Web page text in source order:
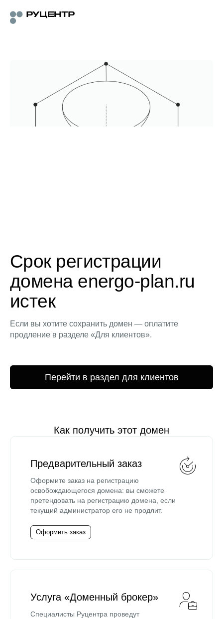
Срок регистрации
домена energo-plan.ru
истек
Если вы хотите сохранить домен — оплатите
продление в разделе «Для клиентов».
Перейти в раздел для клиентов
Как получить этот домен
Предварительный заказ
Оформите заказ на регистрацию
освобождающегося домена: вы сможете
претендовать на регистрацию домена, если
текущий администратор его не продлит.
Оформить заказ
Услуга «Доменный брокер»
Специалисты Руцентра проведут